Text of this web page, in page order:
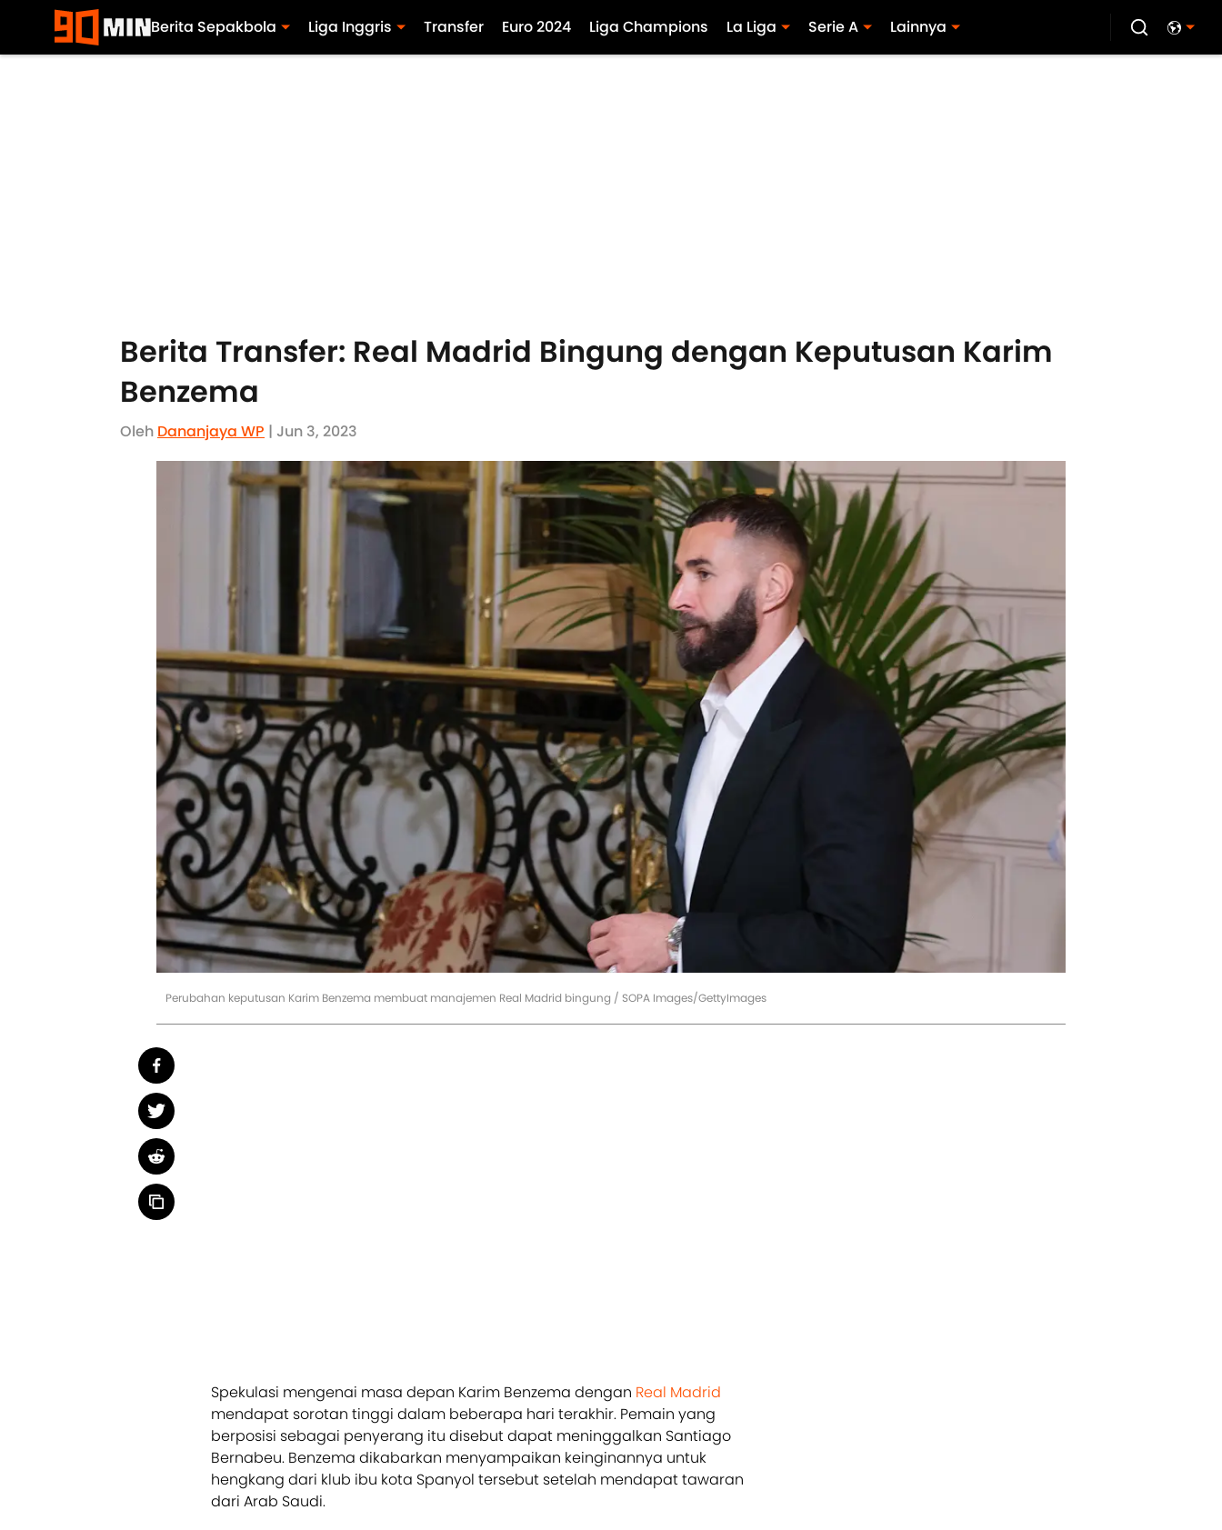
Berita Sepakbola Liga Inggris Transfer Euro 2024 Liga Champions La Liga Serie A Lainnya
Berita Transfer: Real Madrid Bingung dengan Keputusan Karim
Benzema
Oleh Dananjaya WP | Jun 3, 2023
Perubahan keputusan Karim Benzema membuat manajemen Real Madrid bingung / SOPA Images/GettyImages
Spekulasi mengenai masa depan Karim Benzema dengan Real Madrid
mendapat sorotan tinggi dalam beberapa hari terakhir. Pemain yang
berposisi sebagai penyerang itu disebut dapat meninggalkan Santiago
Bernabeu. Benzema dikabarkan menyampaikan keinginannya untuk
hengkang dari klub ibu kota Spanyol tersebut setelah mendapat tawaran
dari Arab Saudi.